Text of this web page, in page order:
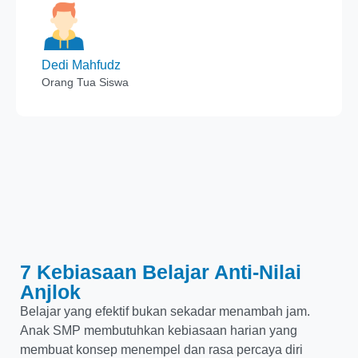
Dedi Mahfudz
Orang Tua Siswa
7 Kebiasaan Belajar Anti-Nilai
Anjlok
Belajar yang efektif bukan sekadar menambah jam.
Anak SMP membutuhkan kebiasaan harian yang
membuat konsep menempel dan rasa percaya diri